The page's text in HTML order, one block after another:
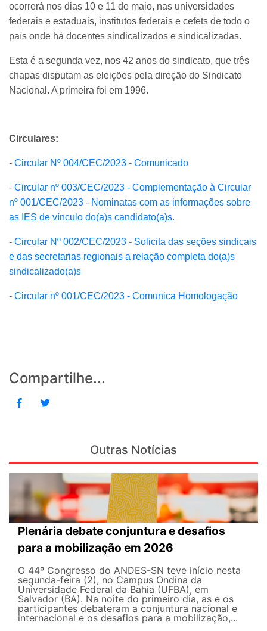
ocorrerá nos dias 10 e 11 de maio, nas universidades
federais e estaduais, institutos federais e cefets de todo o
país onde há docentes sindicalizados e sindicalizadas.
Esta é a segunda vez, nos 42 anos do sindicato, que três
chapas disputam as eleições pela direção do Sindicato
Nacional. A primeira foi em 1996.
Circulares:
- Circular Nº 004/CEC/2023 - Comunicado
- Circular nº 003/CEC/2023 - Complementação à Circular
nº 001/CEC/2023 - Nominatas com as informações sobre
as IES de vínculo do(a)s candidato(a)s.
- Circular Nº 002/CEC/2023 - Solicita das seções sindicais
e das secretarias regionais a relação completa do(a)s
sindicalizado(a)s
- Circular nº 001/CEC/2023 - Comunica Homologação
Compartilhe...
Outras Notícias
Plenária debate conjuntura e desafios
para a mobilização em 2026
O 44º Congresso do ANDES-SN teve início nesta
segunda-feira (2), no Campus Ondina da
Universidade Federal da Bahia (UFBA), em
Salvador (BA). Na noite do primeiro dia, as e os
participantes debateram a conjuntura nacional e
internacional e os desafios para a mobilização,...